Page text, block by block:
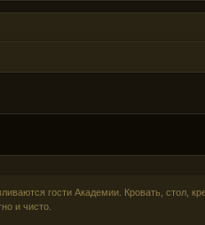
гости Академии. Кровать, стол,
и чисто.